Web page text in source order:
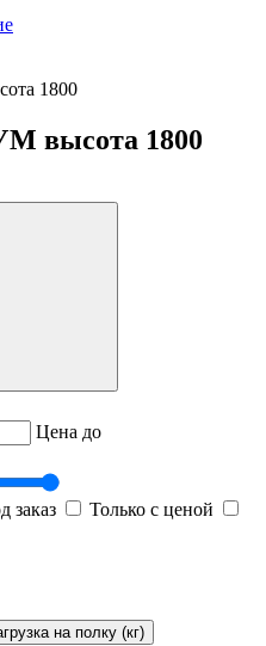
1800
высота 1800
Цена до
заказ
Только с ценой
на полку (кг)